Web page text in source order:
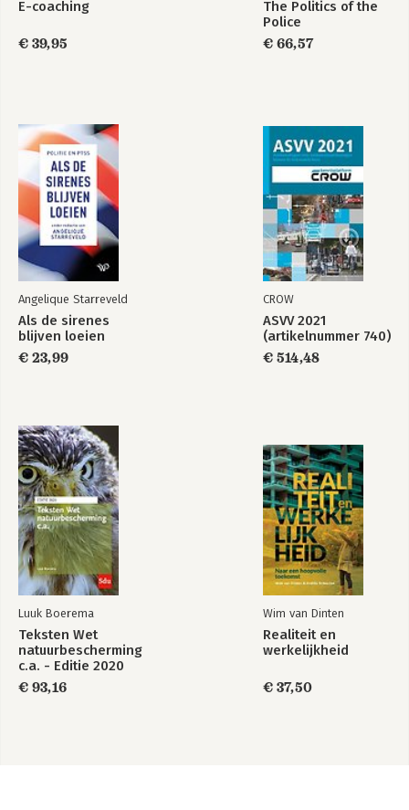
E-coaching
€ 39,95
The Politics of the
Police
€ 66,57
Angelique Starreveld
Als de sirenes
blijven loeien
€ 23,99
CROW
ASVV 2021
(artikelnummer 740)
€ 514,48
Luuk Boerema
Teksten Wet
natuurbescherming
c.a. - Editie 2020
€ 93,16
Wim van Dinten
Realiteit en
werkelijkheid
€ 37,50